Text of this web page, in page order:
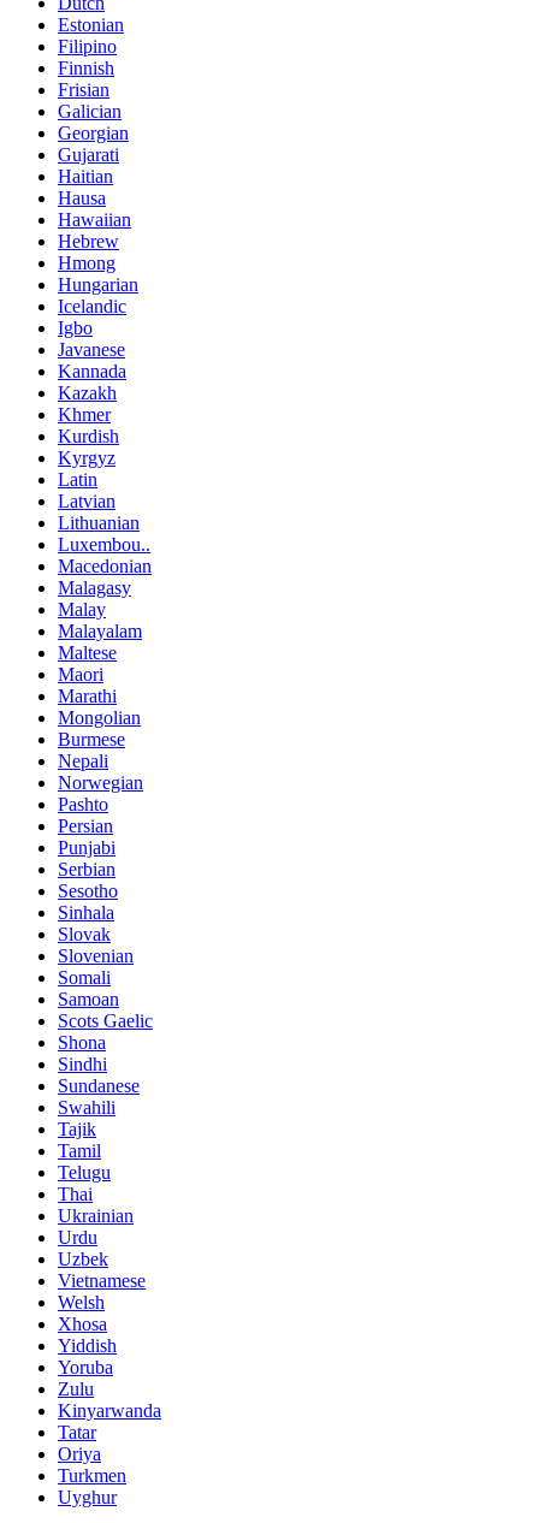
Estonian
Filipino
Finnish
Frisian
Galician
Georgian
Gujarati
Haitian
Hausa
Hawaiian
Hebrew
Hmong
Hungarian
Icelandic
Igbo
Javanese
Kannada
Kazakh
Khmer
Kurdish
Kyrgyz
Latin
Latvian
Lithuanian
Luxembou..
Macedonian
Malagasy
Malay
Malayalam
Maltese
Maori
Marathi
Mongolian
Burmese
Nepali
Norwegian
Pashto
Persian
Punjabi
Serbian
Sesotho
Sinhala
Slovak
Slovenian
Somali
Samoan
Scots Gaelic
Shona
Sindhi
Sundanese
Swahili
Tajik
Tamil
Telugu
Thai
Ukrainian
Urdu
Uzbek
Vietnamese
Welsh
Xhosa
Yiddish
Yoruba
Zulu
Kinyarwanda
Tatar
Oriya
Turkmen
Uyghur